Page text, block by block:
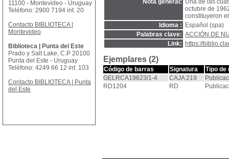
Nota general: Una de las
octubre de
constituyeron
Idioma :
Español (spa)
Palabras clave: ACCIÓN DE
Link:
https://
Ejemplares (2)
Código de barras Signatura
Tipo de
GELRCA19623/1-4
CAJA 219
RD1204
RD
11100 - Montevideo - Uruguay
Teléfono: 2900 7194 int. 20
Contacto BIBLIOTECA |
Montevideo
Biblioteca | Punta del Este
Prado y Salt Lake, C.P 20100
Punta del Este - Uruguay
Teléfono: 4249 66 12 int. 103
Contacto BIBLIOTECA | Punta
del Este